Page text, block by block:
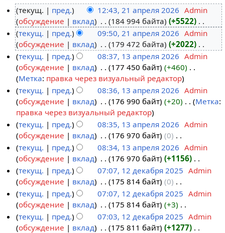
1
п
л
0
6
текущ. пред. 12:43, 21 апреля 2026 Admin
обсуждение
вклад 184 994 байта +5522
Н
е
т
о
п
и
с
а
н
и
я
п
р
а
в
к
и
текущ. пред. 09:50, 21 апреля 2026 Admin
обсуждение
вклад 179 472 байта +2022
Н
е
т
о
п
и
с
а
н
и
я
п
р
а
в
к
а
е
я
0
6
текущ. пред. 08:37, 13 апреля 2026 Admin
обсуждение
вклад 177 450 байт +460
Н
е
т
о
п
и
с
а
н
и
я
п
р
а
Метка: правка через визуальный редактор
текущ.
пред. 08:36, 13 апреля 2026 Admin
обсуждение
вклад 176 990 байт +20
Н
е
т
о
п
и
с
а
н
и
я
Метка:
правка через визуальный редактор
текущ.
пред. 08:35, 13 апреля 2026 Admin
обсуждение
вклад 176 970 байт 0
Н
е
т
о
п
и
с
а
текущ. пред. 08:34, 13 апреля 2026 Admin
обсуждение
вклад 176 970 байт +1156
Н
е
т
о
п
и
2
е
текущ. пред. 07:07, 12 декабря 2025 Admin
обсуждение
вклад 175 814 байт 0
Н
е
т
о
текущ. пред. 07:07, 12 декабря 2025 Admin
обсуждение
вклад 175 814 байт +3
Н
е
текущ. пред. 07:03, 12 декабря 2025 Admin
обсуждение
вклад 175 811 байт +1277